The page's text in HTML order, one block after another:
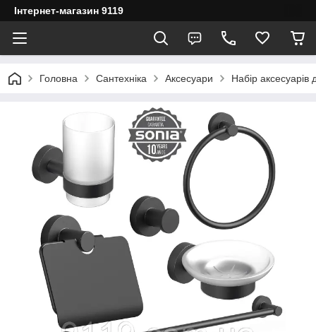
Інтернет-магазин 9119
Головна Сантехніка Аксесуари Набір